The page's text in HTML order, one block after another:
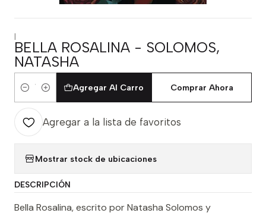
|
BELLA ROSALINA - SOLOMOS,
NATASHA
Cantidad
Agregar Al Carro Comprar Ahora
Agregar a la lista de favoritos
Mostrar stock de ubicaciones
DESCRIPCIÓN
Bella Rosalina, escrito por Natasha Solomos y